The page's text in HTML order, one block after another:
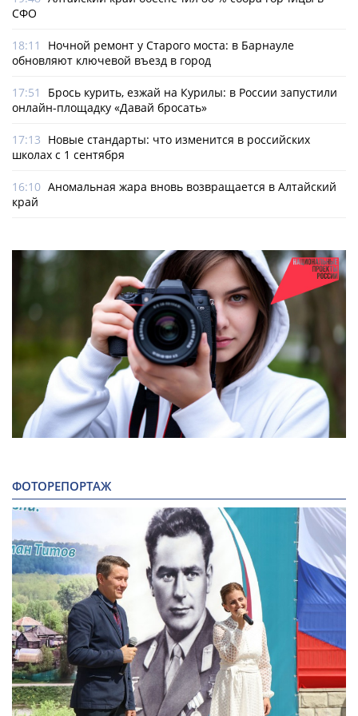
СФО
18:11
Ночной ремонт у Старого моста: в Барнауле
обновляют ключевой въезд в город
17:51
Брось курить, езжай на Курилы: в России запустили
онлайн-­площадку «Давай бросать»
17:13 Новые стандарты: что изменится в российских
школах с 1 сентября
16:10 Аномальная жара вновь возвращается в Алтайский
край
ФОТОРЕПОРТАЖ